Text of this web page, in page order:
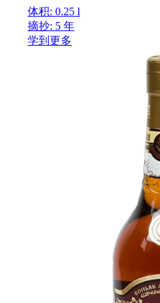
体积: 0.25 l
摘抄: 5 年
学到更多